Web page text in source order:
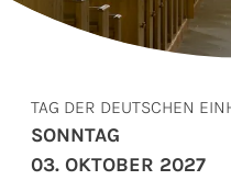
TAG DER DEUTSCHEN
SONNTAG
03. OKTOBER 2027